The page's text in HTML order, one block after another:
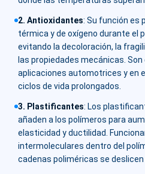
2. Antioxidantes: Su función es
térmica y de oxígeno durante el
evitando la decoloración, la
las propiedades mecánicas.
aplicaciones automotrices y en
ciclos de vida prolongados.
3. Plastificantes: Los
añaden a los polímeros para
elasticidad y ductilidad.
intermoleculares dentro del
cadenas poliméricas se